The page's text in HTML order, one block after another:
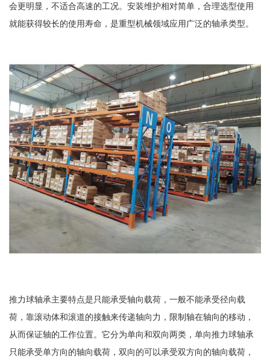
会更明显，不适合高速的工况。安装维护相对简单，合理选型使用
就能获得较长的使用寿命，是重型机械领域应用广泛的轴承类型。
推力球轴承主要特点是只能承受轴向载荷，一般不能承受径向载
荷，靠滚动体和滚道的接触来传递轴向力，限制轴在轴向的移动，
从而保证轴的工作位置。它分为单向和双向两类，单向推力球轴承
只能承受单方向的轴向载荷，双向的可以承受双方向的轴向载荷，